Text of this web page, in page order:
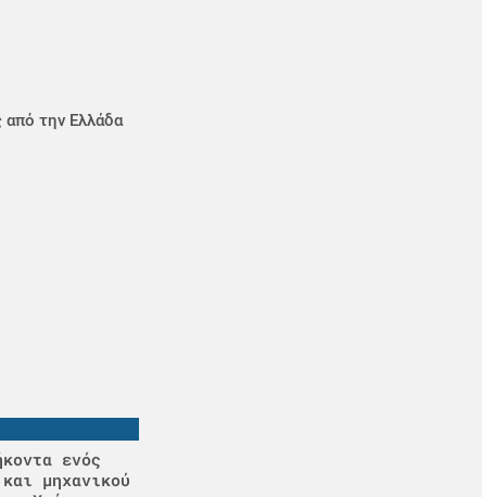
από την Ελλάδα
ενός
μηχανικού